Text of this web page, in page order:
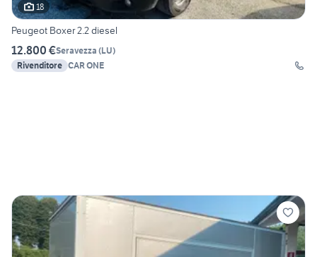
18
Peugeot Boxer 2.2 diesel
12.800 €Seravezza (LU)
Rivenditore CAR ONE